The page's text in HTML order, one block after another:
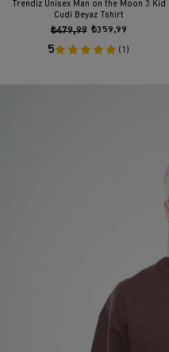
Trendiz Unisex Man on the Moon 3 Kid
Cudi Beyaz Tshirt
₺359,99
₺479,99
5 (1)